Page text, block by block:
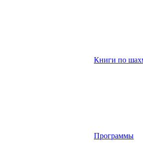
Книги по
Программы